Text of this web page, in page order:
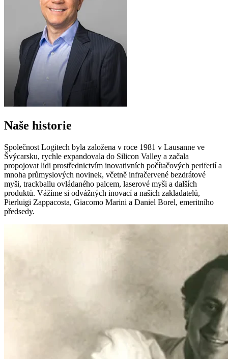
Naše historie
Společnost Logitech byla založena v roce 1981 v Lausanne ve
Švýcarsku, rychle expandovala do Silicon Valley a začala
propojovat lidi prostřednictvím inovativních počítačových periferií a
mnoha průmyslových novinek, včetně infračervené bezdrátové
myši, trackballu ovládaného palcem, laserové myši a dalších
produktů. Vážíme si odvážných inovací a našich zakladatelů,
Pierluigi Zappacosta, Giacomo Marini a Daniel Borel, emeritního
předsedy.